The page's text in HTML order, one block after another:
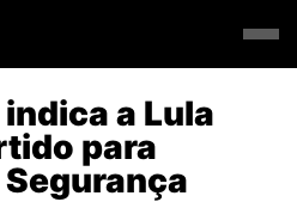
a Lula
para